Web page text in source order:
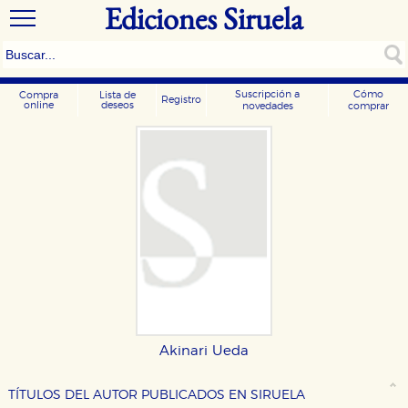
Ediciones Siruela
Compra
online
Lista de
deseos
Registro
Suscripción a
novedades
Cómo
comprar
Akinari Ueda
TÍTULOS DEL AUTOR PUBLICADOS EN SIRUELA
CONFIGURACIÓN DE COOKIES
HABILITAR TODO RECHAZAR TODO